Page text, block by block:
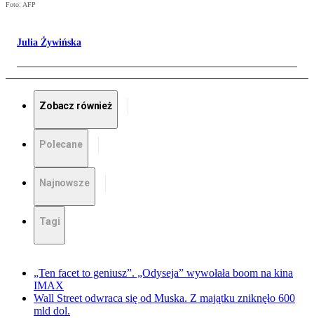
Foto: AFP
Julia Żywińska
Zobacz również
Polecane
Najnowsze
Tagi
„Ten facet to geniusz”. „Odyseja” wywołała boom na kina
IMAX
Wall Street odwraca się od Muska. Z majątku zniknęło 600
mld dol.